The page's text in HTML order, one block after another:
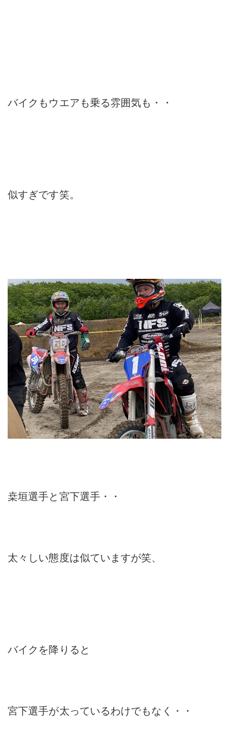
バイクもウエアも乗る雰囲気も・・
似すぎです笑。
桒垣選手と宮下選手・・
太々しい態度は似ていますが笑、
バイクを降りると
宮下選手が太っているわけでもなく・・